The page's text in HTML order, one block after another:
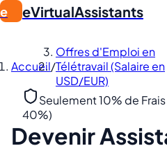
e eVirtualAssistants
Accueil/
Offres d'Emploi en
Télétravail (Salaire en
USD/EUR)
Seulement 10% de
40%)
Devenir